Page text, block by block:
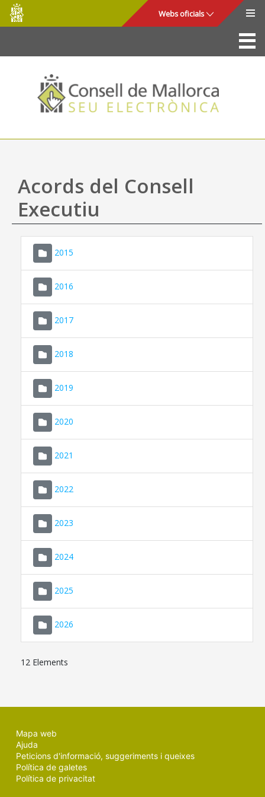
Salta al contingut principal
Consell
de
Mallorca
Webs oficials
La Seu
Consell de Mallorca
Accés i seguretat
Utilitats
Ajuda
Acords del Consell
Executiu
2015
2016
2017
2018
2019
2020
2021
2022
2023
2024
2025
2026
12 Elements
Mapa web
Ajuda
Peticions d'informació, suggeriments i queixes
Política de galetes
Política de privacitat